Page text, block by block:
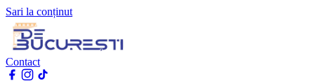
Sari la conținut
Contact